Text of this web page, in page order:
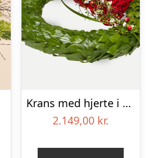
Krans med hjerte i klassisk stil – rød og hvid
2.149,00 kr.